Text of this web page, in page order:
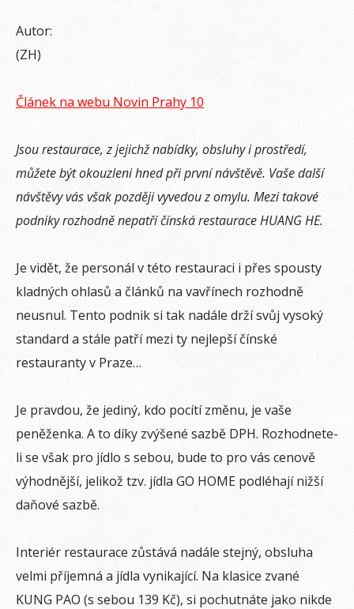
Autor:
(ZH)
Článek na webu Novin Prahy 10
Jsou restaurace, z jejichž nabídky, obsluhy i prostředí,
můžete být okouzleni hned při první návštěvě. Vaše další
návštěvy vás však později vyvedou z omylu. Mezi takové
podniky rozhodně nepatří čínská restaurace HUANG HE.
Je vidět, že personál v této restauraci i přes spousty
kladných ohlasů a článků na vavřínech rozhodně
neusnul. Tento podnik si tak nadále drží svůj vysoký
standard a stále patří mezi ty nejlepší čínské
restauranty v Praze…
Je pravdou, že jediný, kdo pocítí změnu, je vaše
peněženka. A to díky zvýšené sazbě DPH. Rozhodnete-
li se však pro jídlo s sebou, bude to pro vás cenově
výhodnější, jelikož tzv. jídla GO HOME podléhají nižší
daňové sazbě.
Interiér restaurace zůstává nadále stejný, obsluha
velmi příjemná a jídla vynikající. Na klasice zvané
KUNG PAO (s sebou 139 Kč), si pochutnáte jako nikde